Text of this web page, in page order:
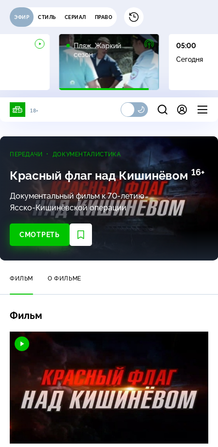
ЭФИР СТИЛЬ СЕРИАЛ ПРАВО
Пляж. Жаркий
сезон
16+
05:00
Сегодня
18+
ПЕРЕДАЧИ ДОКУМЕНТАЛИСТИКА
Красный флаг над Кишинёвом 16+
Документальный фильмк 70-летию
Ясско-Кишинёвскойоперации
СМОТРЕТЬ
ФИЛЬМ О ФИЛЬМЕ
Фильм